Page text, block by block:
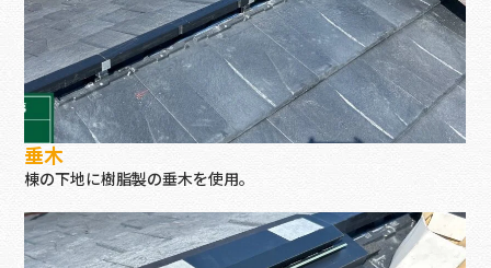
垂木
棟の下地に樹脂製の垂木を使用。